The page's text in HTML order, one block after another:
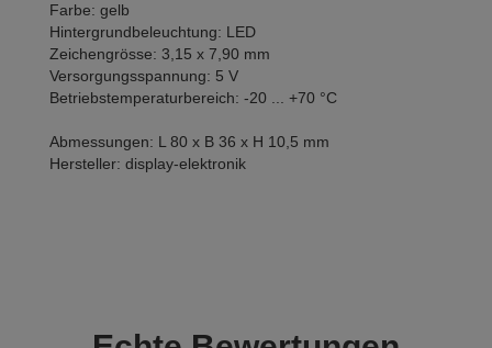
Farbe: gelb
Hintergrundbeleuchtung: LED
Zeichengrösse: 3,15 x 7,90 mm
Versorgungsspannung: 5 V
Betriebstemperaturbereich: -20 ... +70 °C
Abmessungen: L 80 x B 36 x H 10,5 mm
Hersteller: display-elektronik